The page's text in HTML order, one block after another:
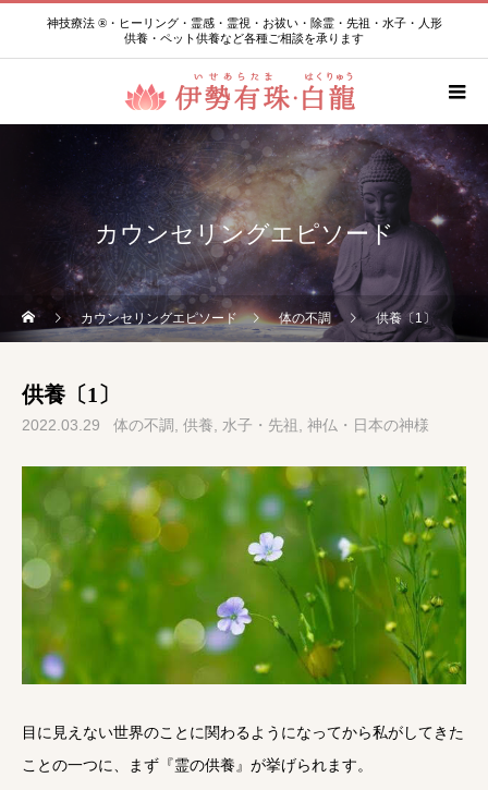
神技療法 ®・ヒーリング・霊感・霊視・お祓い・除霊・先祖・水子・人形
供養・ペット供養など各種ご相談を承ります
カウンセリングエピソード
カウンセリングエピソード 体の不調 供養〔1〕
供養〔1〕
2022.03.29 体の不調 供養 水子・先祖 神仏・日本の神様
目に見えない世界のことに関わるようになってから私がしてきた
ことの一つに、まず『霊の供養』が挙げられます。